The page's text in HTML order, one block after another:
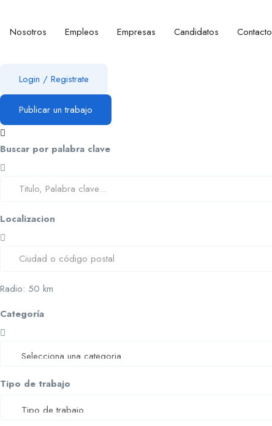
Nosotros Empleos Empresas Candidatos Contacto
Login / Registrate
Publicar un trabajo
Buscar por palabra clave
Localizacion
Radio: 50 km
Categoría
Tipo de trabajo